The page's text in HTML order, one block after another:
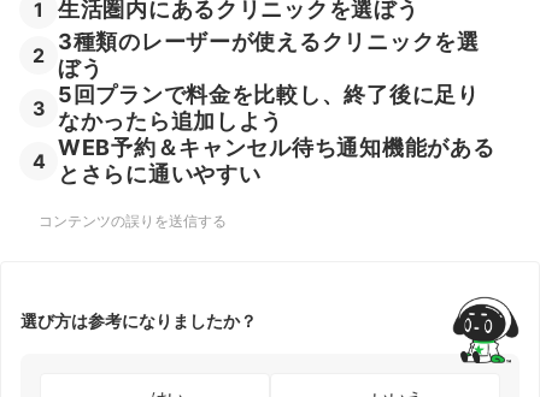
1 生活圏内にあるクリニックを選ぼう
2
3種類のレーザーが使えるクリニックを選
ぼう
3
5回プランで料金を比較し、終了後に足り
なかったら追加しよう
4
WEB予約＆キャンセル待ち通知機能がある
とさらに通いやすい
コンテンツの誤りを送信する
選び方は参考になりましたか？